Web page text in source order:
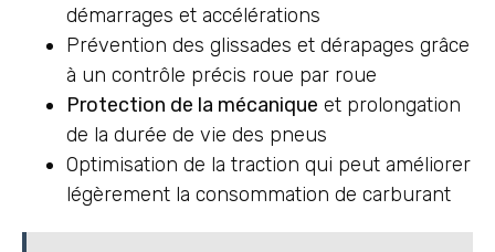
démarrages et accélérations
Prévention des glissades et dérapages grâce
à un contrôle précis roue par roue
Protection de la mécanique et prolongation
de la durée de vie des pneus
Optimisation de la traction qui peut améliorer
légèrement la consommation de carburant